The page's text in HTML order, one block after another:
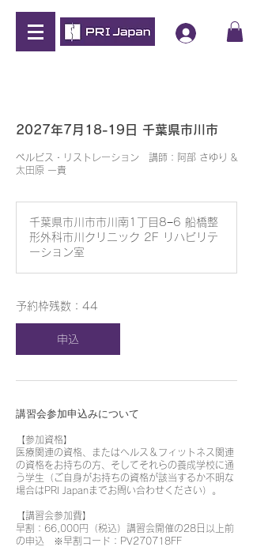
2027年7月18-19日 千葉県市川市
ぺルビス・リストレーション 講師：阿部 さゆり &
太田原 一貴
千葉県市川市市川南1丁目8−6 船橋整
形外科市川クリニック 2F リハビリテ
ーション室
予約枠残数：44
申込
講習会参加申込みについて
【参加資格】
医療関連の資格、またはヘルス＆フィットネス関連
の資格をお持ちの方、そしてそれらの養成学校に通
う学生（ご自身がお持ちの資格が該当するか不明な
場合はPRI Japanまでお問い合わせください）。
【講習会参加費】
早割：66,000円（税込）講習会開催の28日以上前
の申込 ※早割コード：PV270718FF